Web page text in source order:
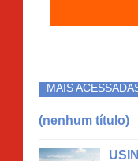
MAIS
(nenhum título)